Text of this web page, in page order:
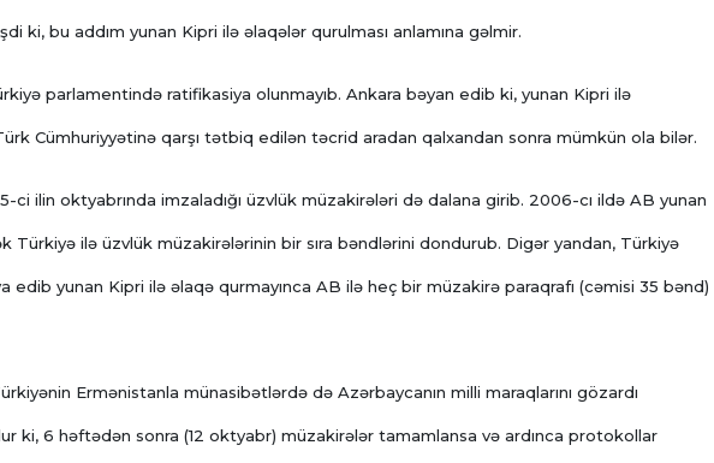
ki, bu addım yunan Kipri ilə əlaqələr qurulması anlamına gəlmir.
parlamentində ratifikasiya olunmayıb. Ankara bəyan edib ki, yunan Kipri ilə
Cümhuriyyətinə qarşı tətbiq edilən təcrid aradan qalxandan sonra mümkün ola bilər.
ci ilin oktyabrında imzaladığı üzvlük müzakirələri də dalana girib. 2006-cı ildə AB yunan
Türkiyə ilə üzvlük müzakirələrinin bir sıra bəndlərini dondurub. Digər yandan, Türkiyə
yunan Kipri ilə əlaqə qurmayınca AB ilə heç bir müzakirə paraqrafı (cəmisi 35 bənd)
Ermənistanla münasibətlərdə də Azərbaycanın milli maraqlarını gözardı
ki, 6 həftədən sonra (12 oktyabr) müzakirələr tamamlansa və ardınca protokollar